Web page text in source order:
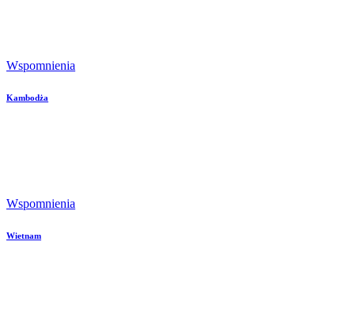
Wspomnienia
Kambodża
Wspomnienia
Wietnam